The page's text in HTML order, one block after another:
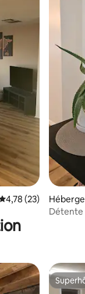
: 5 sur 5
moyenne
4,78 (23)
Détente